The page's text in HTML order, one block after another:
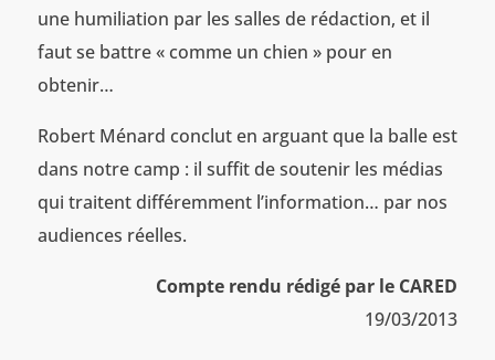
une humiliation par les salles de rédaction, et il
faut se battre « comme un chien » pour en
obtenir…
Robert Ménard conclut en arguant que la balle est
dans notre camp : il suffit de soutenir les médias
qui traitent différemment l’information… par nos
audiences réelles.
Compte rendu rédigé par le CARED
19/03/2013